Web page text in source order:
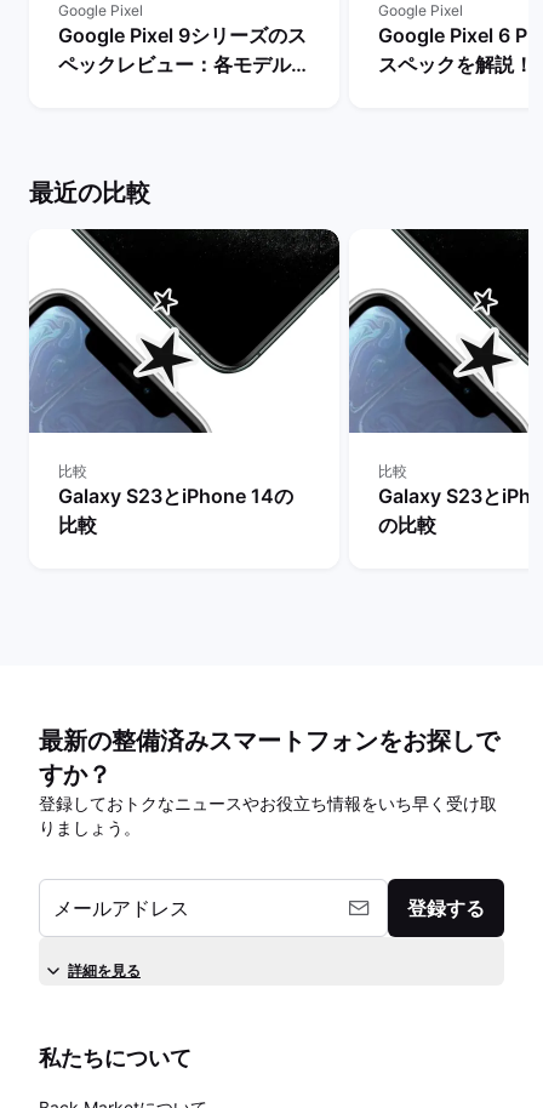
Google Pixel
Google Pixel 9シリーズのス
ペックレビュー：各モデルの
Google Pixel
Google Pixel 6
スペックを解説！
最近の比較
比較
Galaxy S23とiPhone 14の
比較
比較
Galaxy S23と
の比較
最新の整備済みスマートフォンをお探しで
すか？
登録しておトクなニュースやお役立ち情報をいち早く受け取
りましょう。
メールアドレス 登録する
詳細を見る
私たちについて